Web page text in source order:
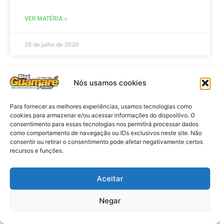
Nós usamos cookies
Para fornecer as melhores experiências, usamos tecnologias como
cookies para armazenar e/ou acessar informações do dispositivo. O
consentimento para essas tecnologias nos permitirá processar dados
como comportamento de navegação ou IDs exclusivos neste site. Não
consentir ou retirar o consentimento pode afetar negativamente certos
recursos e funções.
Aceitar
Negar
VER MATÉRIA »
28 de julho de 2026
Eleições 2026: procuradores e